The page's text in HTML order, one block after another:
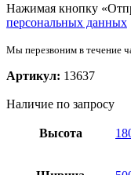
Нажимая кнопку
персональных данных
Мы перезвоним в течение
Артикул: 13637
Наличие по запросу
Высота